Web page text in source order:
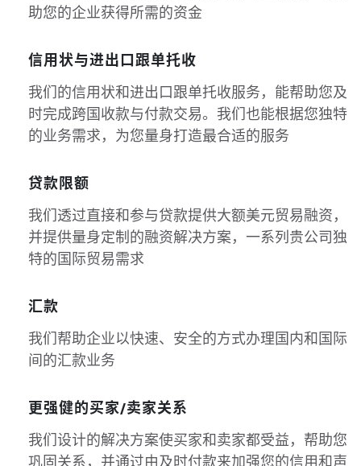
助您的企业获得所需的资金
信用状与进出口跟单托收
我们的信用状和进出口跟单托收服务，能帮助您及
时完成跨国收款与付款交易。我们也能根据您独特
的业务需求，为您量身打造最合适的服务
贷款限额
我们透过直接和参与贷款提供大额美元贸易融资，
并提供量身定制的融资解决方案，一系列贵公司独
特的国际贸易需求
汇款
我们帮助企业以快速、安全的方式办理国内和国际
间的汇款业务
更强健的买家/卖家关系
我们设计的解决方案使买家和卖家都受益，帮助您
巩固关系，并通过由及时付款来加强您的信用和声